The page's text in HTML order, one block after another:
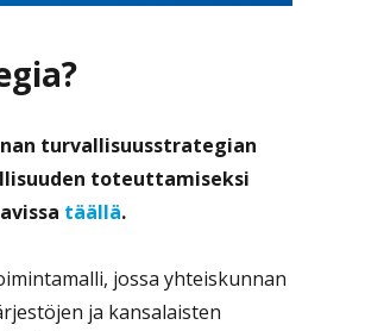
turvallisuusstrategian
toteuttamiseksi
täällä.
jossa yhteiskunnan
ja kansalaisten